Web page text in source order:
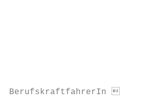
BerufskraftfahrerIn 